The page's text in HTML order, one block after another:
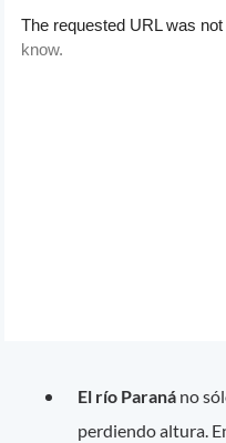
El río Paraná no
perdiendo altura.